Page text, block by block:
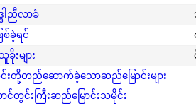
ါညီလာခံ
စ်ခဲ့ရင်
များ
မင်းတို့တည်ဆောက်ခဲ့သောဆည်မြောင်းများ
င်တွင်းကြီးဆည်မြောင်းသမိုင်း